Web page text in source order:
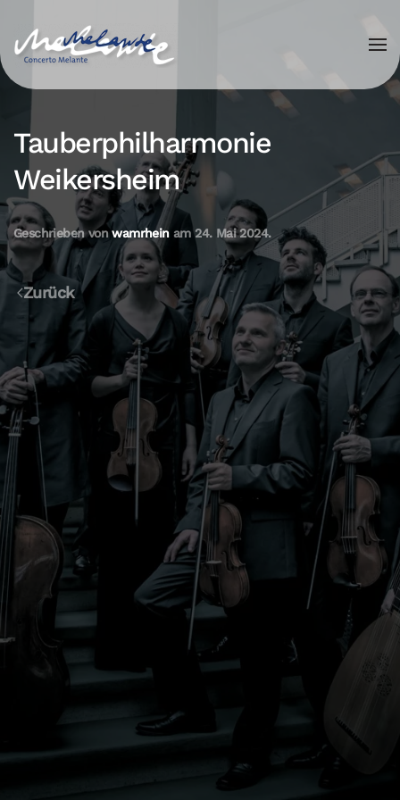
Skip to main content
Tauberphilharmonie
Weikersheim
Geschrieben vonwamrheinam24. Mai 2024.
Zurück